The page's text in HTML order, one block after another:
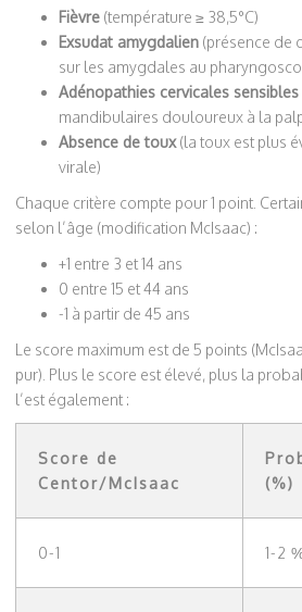
Fièvre (température ≥ 38,5°C)
Exsudat amygdalien (présence de
sur les amygdales au
Adénopathies cervicales sensibles
mandibulaires douloureux à la
Absence de toux(la toux est plus
virale)
Chaque critère compte pour 1 point.
selon l’âge (modification McIsaac) :
+1 entre 3 et 14 ans
0 entre 15 et 44 ans
-1 à partir de 45 ans
Le score maximum est de 5 points
pur). Plus le score est élevé, plus la
l’est également :
Score de
Centor/McIsaac
(%)
0-1 1-2